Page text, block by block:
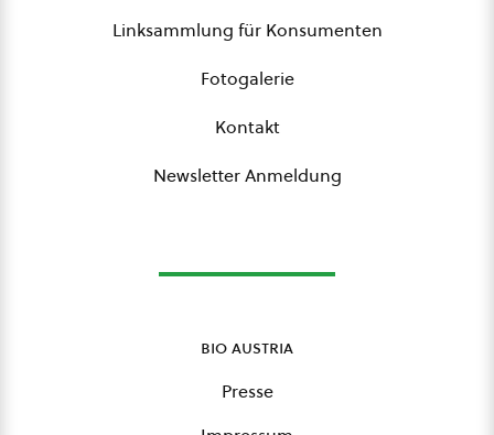
Linksammlung für Konsumenten
Fotogalerie
Kontakt
Newsletter Anmeldung
bio austria
Presse